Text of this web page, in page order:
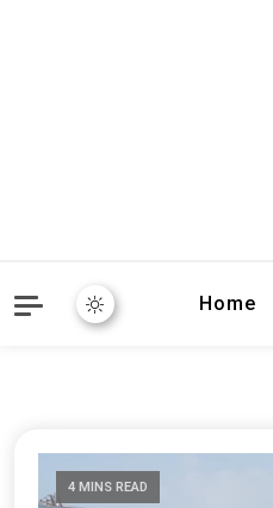
Home
4 MINS READ